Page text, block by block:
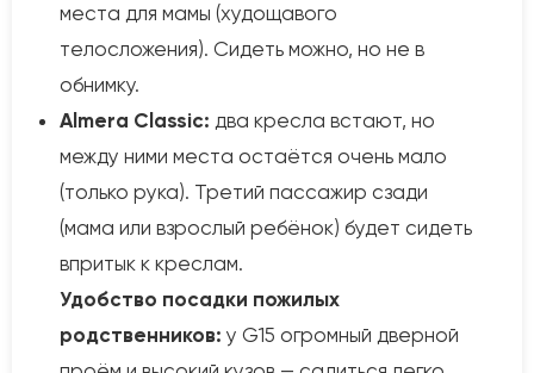
места для мамы (худощавого
телосложения). Сидеть можно, но не в
обнимку.
Almera Classic: два кресла встают, но
между ними места остаётся очень мало
(только рука). Третий пассажир сзади
(мама или взрослый ребёнок) будет сидеть
впритык к креслам.
Удобство посадки пожилых
родственников: у G15 огромный дверной